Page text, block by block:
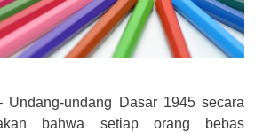
Undang-undang Dasar 1945 secara
bahwa setiap orang bebas